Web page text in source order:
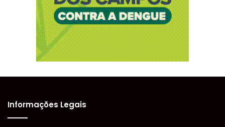
Informações Legais